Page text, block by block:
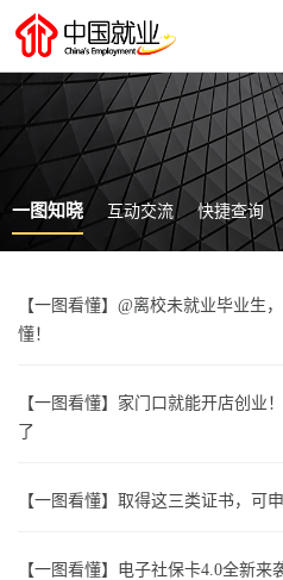
一图知晓 互动交流 快捷查询
【一图看懂】@离校未就业毕业生
懂！
【一图看懂】家门口就能开店创业
了
【一图看懂】取得这三类证书，可
【一图看懂】电子社保卡4.0全新来